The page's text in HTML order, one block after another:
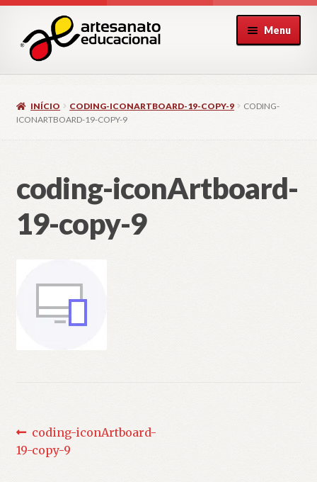
para
navegação
para
conteúdo
Menu
INÍCIO CODING-ICONARTBOARD-19-COPY-9
CODING-
ICONARTBOARD-19-COPY-9
coding-iconArtboard-
19-copy-9
Navegação
de
Post
anterior:
coding-iconArtboard-
19-copy-9